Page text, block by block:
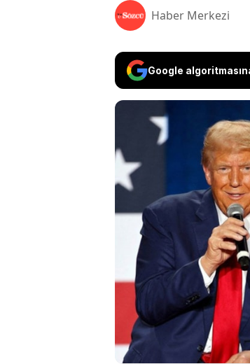
Haber Merkezi
Google